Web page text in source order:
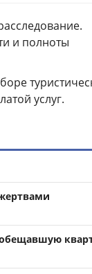
и полноты
услуг.